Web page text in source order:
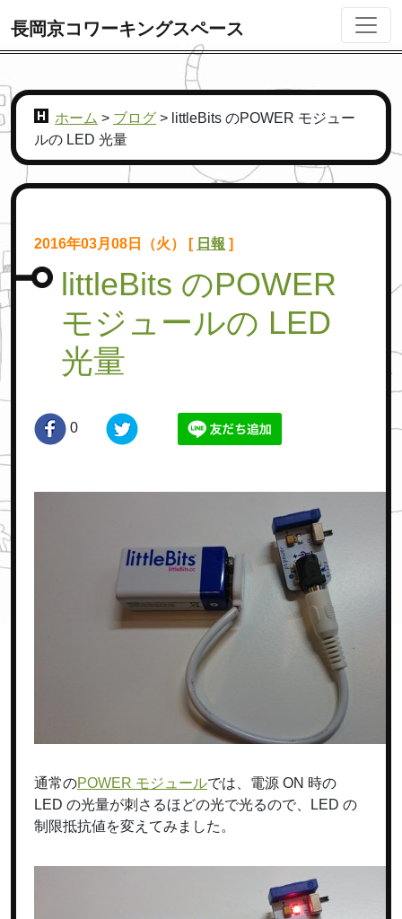
長岡京コワーキングスペース
ホーム > ブログ > littleBits のPOWER モジュー
ルの LED 光量
2016年03月08日（火） [ 日報 ]
littleBits のPOWER
モジュールの LED
光量
0
通常のPOWER モジュールでは、電源 ON 時の
LED の光量が刺さるほどの光で光るので、LED の
制限抵抗値を変えてみました。